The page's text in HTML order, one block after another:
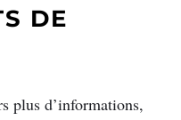
DE
plus d’informations,